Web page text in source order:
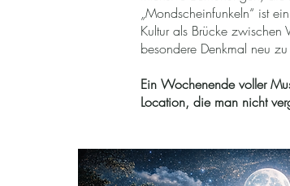
„Mondscheinfunkeln“ ist
Kultur als Brücke
besondere Denkmal neu
Ein Wochenende voller
Location, die man nicht